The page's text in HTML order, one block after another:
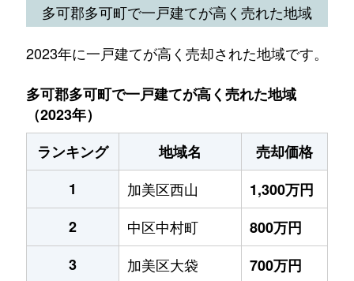
多可郡多可町で一戸建てが高く売れた地域
2023年に一戸建てが高く売却された地域です。
多可郡多可町で一戸建てが高く売れた地域
（2023年）
ランキング
地域名
売却価格
1
加美区西山
1,300万円
2
中区中村町
800万円
3
加美区大袋
700万円